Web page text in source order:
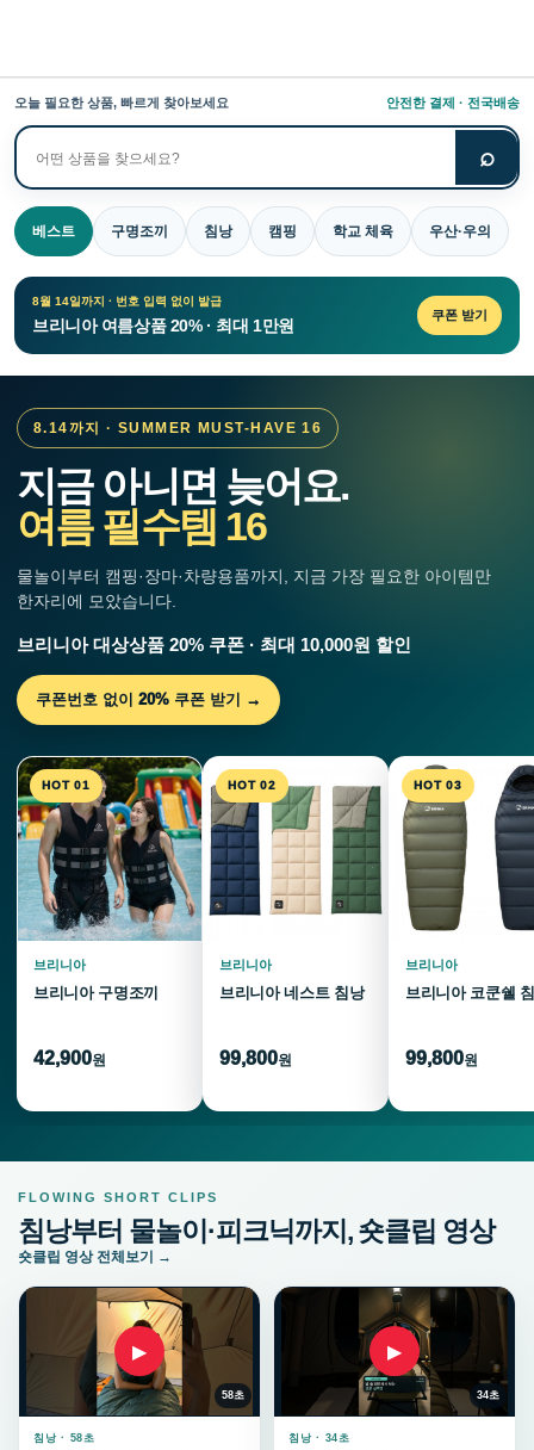
오늘 필요한 상품, 빠르게 찾아보세요 안전한 결제 · 전국배송
상
품
검
색
⌕
베스트 구명조끼 침낭 캠핑 학교 체육 우산·우의
8월 14일까지 · 번호 입력 없이 발급
브리니아 여름상품 20% · 최대 1만원
쿠폰 받기
8.14까지 · SUMMER MUST-HAVE 16
지금 아니면 늦어요.
여름 필수템 16
물놀이부터 캠핑·장마·차량용품까지, 지금 가장 필요한 아이템만
한자리에 모았습니다.
브리니아 대상상품 20% 쿠폰 · 최대 10,000원 할인
쿠폰번호 없이 20% 쿠폰 받기 →
HOT 01
브리니아
브리니아 구명조끼
42,900원
HOT 02
브리니아
브리니아 네스트 침낭
99,800원
HOT 03
브리니아
브리니아 코쿤쉘
99,800원
FLOWING SHORT CLIPS
침낭부터 물놀이·피크닉까지, 숏클립 영상
숏클립 영상 전체보기 →
▶
58초
침낭 · 58초
▶
34초
침낭 · 34초